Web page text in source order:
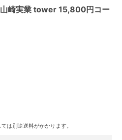
山崎実業 tower 15,800円コー
は別途送料がかかります。